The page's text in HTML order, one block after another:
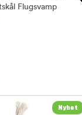
Flugsvamp